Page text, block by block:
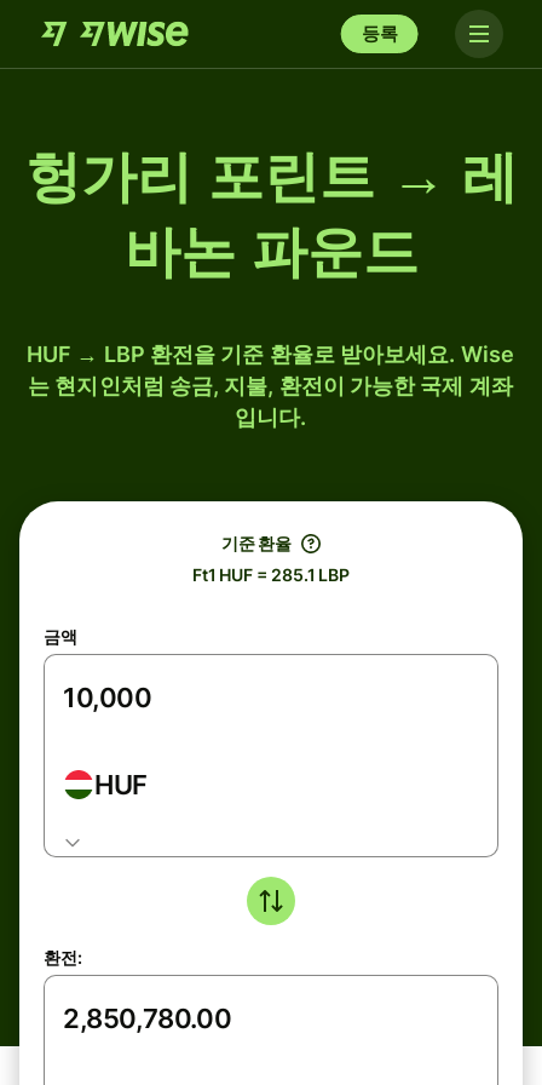
등록
헝가리 포린트 → 레
바논 파운드
HUF → LBP 환전을 기준 환율로 받아보세요. Wise
는 현지인처럼 송금, 지불, 환전이 가능한 국제 계좌
입니다.
기준 환율
Ft1 HUF = 285.1 LBP
금액
HUF
환전: